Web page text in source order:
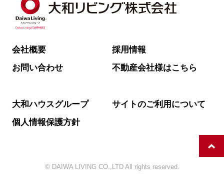
会社概要
採用情報
お問い合わせ
不動産会社様はこちら
大和ハウスグループ
サイトのご利用について
個人情報保護方針
© DAIWA LIVING CO.,LTD All rights reserved.